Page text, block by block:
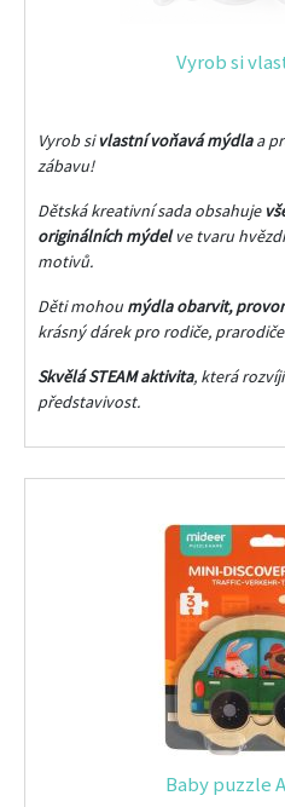
Vyrob si
Vyrob sivlastní voňavá mýdlaa
zábavu!
Dětská kreativní sada obsahuje
originálních mýdelve tvaru
motivů.
Děti mohou mýdla obarvit,
krásný dárek pro rodiče,
Skvělá STEAM aktivita, která
představivost.
Baby puzzle